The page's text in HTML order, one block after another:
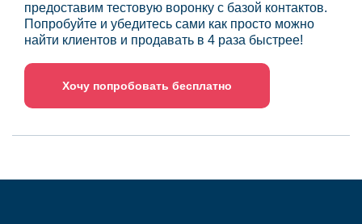
предоставим тестовую воронку с базой контактов.
Попробуйте и убедитесь сами как просто можно
найти клиентов и продавать в 4 раза быстрее!
Хочу попробовать бесплатно